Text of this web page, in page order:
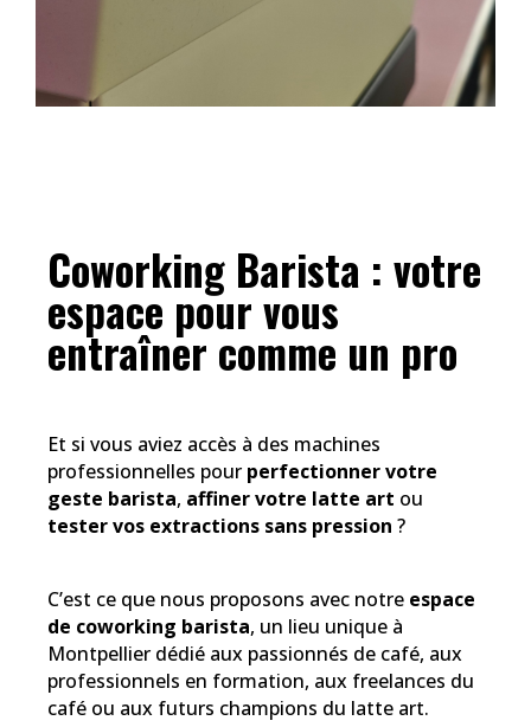
Coworking Barista : votre
espace pour vous
entraîner comme un pro
Et si vous aviez accès à des machines
professionnelles pour perfectionner votre
geste barista, affiner votre latte art ou
tester vos extractions sans pression ?
C’est ce que nous proposons avec notre espace
de coworking barista, un lieu unique à
Montpellier dédié aux passionnés de café, aux
professionnels en formation, aux freelances du
café ou aux futurs champions du latte art.